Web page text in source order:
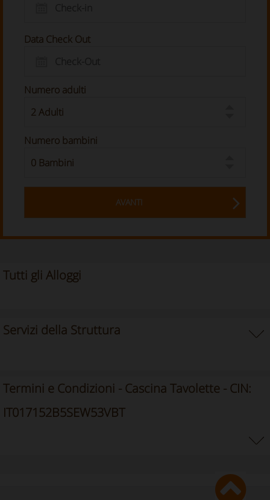
Data Check Out
Numero adulti
Numero bambini
AVANTI
Tutti gli Alloggi
Servizi della Struttura
Termini e Condizioni - Cascina Tavolette - CIN:
IT017152B5SEW53VBT